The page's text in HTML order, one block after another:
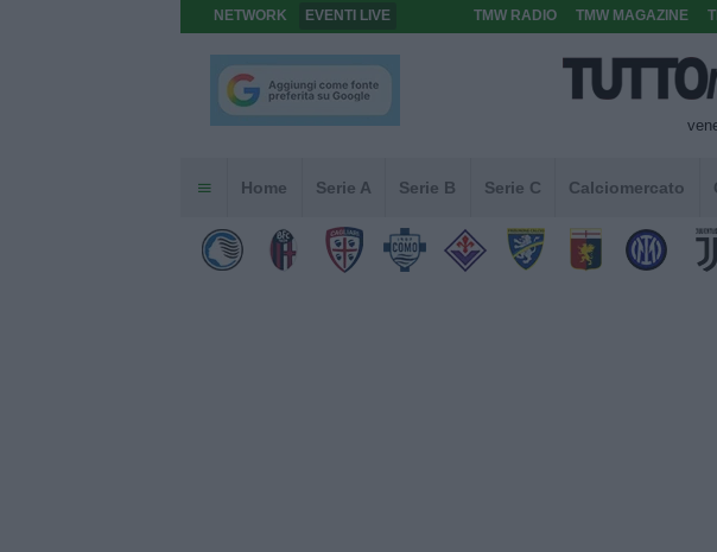
NETWORK EVENTI LIVE TMW RADIO TMW MAGAZINE
Home Serie A Serie B Serie C Calciomercato